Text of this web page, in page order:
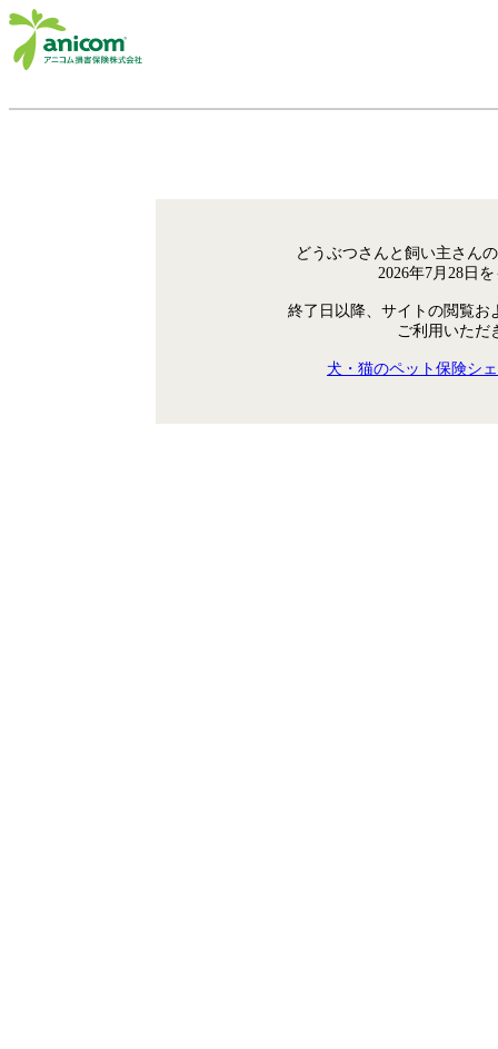
どうぶつさんと飼い主さん
2026年7月28日
終了日以降、サイトの閲覧お
ご利用いただ
犬・猫のペット保険シ